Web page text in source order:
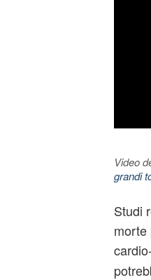
Video
grandi
Studi
morte